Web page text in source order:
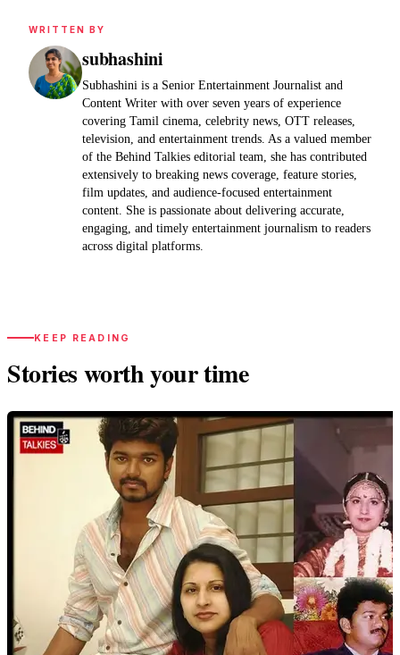
WRITTEN BY
subhashini
Subhashini is a Senior Entertainment Journalist and
Content Writer with over seven years of experience
covering Tamil cinema, celebrity news, OTT releases,
television, and entertainment trends. As a valued member
of the Behind Talkies editorial team, she has contributed
extensively to breaking news coverage, feature stories,
film updates, and audience-focused entertainment
content. She is passionate about delivering accurate,
engaging, and timely entertainment journalism to readers
across digital platforms.
KEEP READING
Stories worth your time